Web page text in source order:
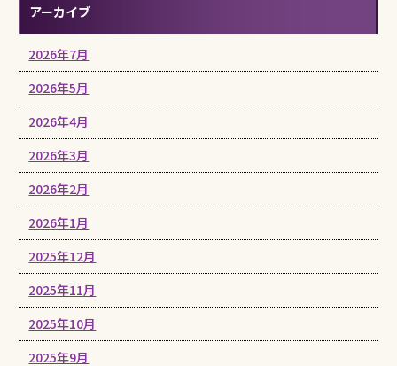
アーカイブ
2026年7月
2026年5月
2026年4月
2026年3月
2026年2月
2026年1月
2025年12月
2025年11月
2025年10月
2025年9月